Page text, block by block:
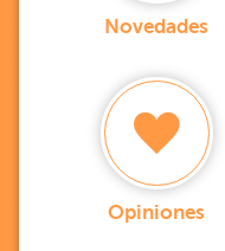
Novedades
Opiniones